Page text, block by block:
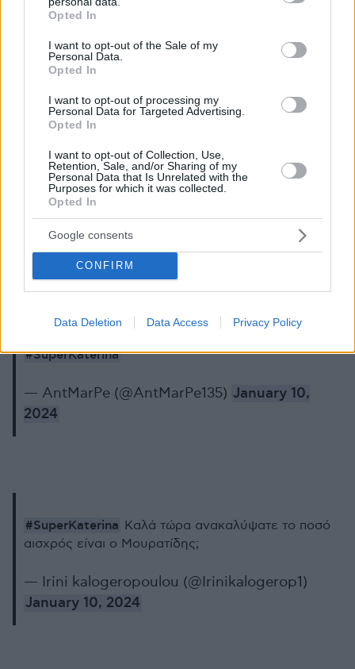
grant or deny consent to Google and its third-party tags to
use your data for below specified purposes in below Google
consent section.
Opted In
I want to opt-out of the Sale of my
Personal Data.
Opted In
I want to opt-out of processing my
Personal Data for Targeted Advertising.
Opted In
I want to opt-out of Collection, Use,
Retention, Sale, and/or Sharing of my
Personal Data that Is Unrelated with the
Purposes for which it was collected.
Opted In
Google consents
CONFIRM
Data Deletion Data Access Privacy Policy
αντιπαράθεσης, όμως το να βρίζουν
ηλιθιότητα. Δεν μπορώ να πιστέψω ότι κάποιος
άνθρωπος έκανε αυτή την τοποθέτηση».
Αντιδράσεις και στο Twitter
Από την ώρα που έγιναν γνωστές οι δηλώσεις
του Νίκου Μουρατίδη, ο παραγωγός έχει
αρχίσει να σχολιάζεται αρνητικά και στα μέσα
κοινωνικής δικτύωσης.
Μόνο ντροπή για δηλώσεις που αναφέρονται σε
παιδιά, πού ξέρεις εσύ πώς μεγάλωσε το παιδί της;
του, αλλά εδώ το παράκανε. Ντροπή, η απόλυτη
#SuperKaterina
— AntMarPe (@AntMarPe135) January 10,
2024
#SuperKaterina Καλά τώρα ανακαλύψατε το ποσό
αισχρός είναι ο Μουρατίδης;
— Irini kalogeropoulou (@Irinikalogerop1)
January 10, 2024